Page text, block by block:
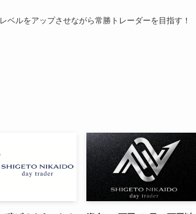
レベルをアップさせながら常勝トレーダーを目指す！